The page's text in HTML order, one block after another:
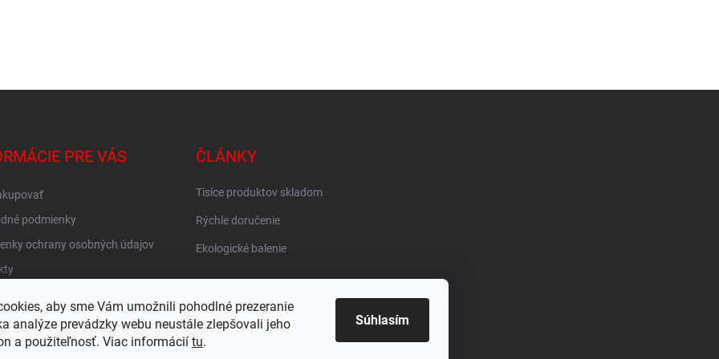
aby sme Vám umožnili pohodlné prezeranie
analýze prevádzky webu neustále zlepšovali jeho
a použiteľnosť. Viac informácií tu.
Súhlasím
PRE VÁS
podmienky
ochrany osobných údajov
ČLÁNKY
Tisíce produktov skladom
Rýchle doručenie
Ekologické balenie